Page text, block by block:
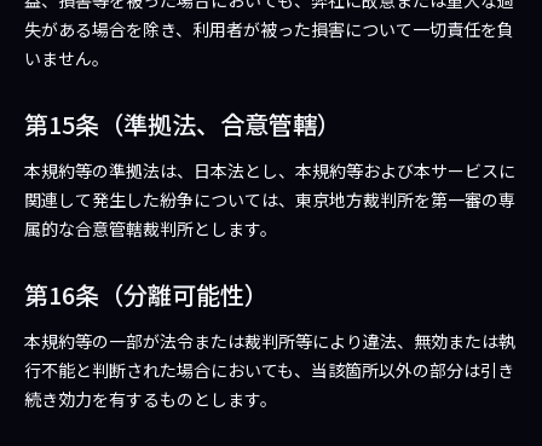
失がある場合を除き、利用者が被った損害について一切責任を負
いません。
第15条（準拠法、合意管轄）
本規約等の準拠法は、日本法とし、本規約等および本サービスに
関連して発生した紛争については、東京地方裁判所を第一審の専
属的な合意管轄裁判所とします。
第16条（分離可能性）
本規約等の一部が法令または裁判所等により違法、無効または執
行不能と判断された場合においても、当該箇所以外の部分は引き
続き効力を有するものとします。